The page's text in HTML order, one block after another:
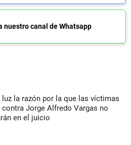
nuestro canal de Whatsapp
luz la razón por la que las víctimas
Jorge Alfredo Vargas no
en el juicio